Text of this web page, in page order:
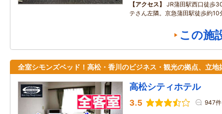
アクセス
JR蒲田駅西口徒歩
テさん左隣。京急蒲田駅徒歩約10
この施
全室シモンズベッド！高松・香川のビジネス・観光の拠点、立地
高松シティホテル
3.5 947件